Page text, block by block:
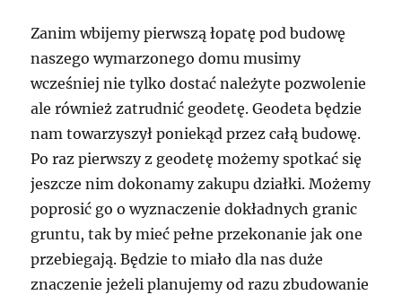
Zanim wbijemy pierwszą łopatę pod budowę
naszego wymarzonego domu musimy
wcześniej nie tylko dostać należyte pozwolenie
ale również zatrudnić geodetę. Geodeta będzie
nam towarzyszył poniekąd przez całą budowę.
Po raz pierwszy z geodetę możemy spotkać się
jeszcze nim dokonamy zakupu działki. Możemy
poprosić go o wyznaczenie dokładnych granic
gruntu, tak by mieć pełne przekonanie jak one
przebiegają. Będzie to miało dla nas duże
znaczenie jeżeli planujemy od razu zbudowanie